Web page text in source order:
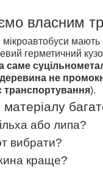
власним
мікроавтобуси мають
герметичний
саме
деревина не
транспортування).
або липа?
вибрати?
краще?